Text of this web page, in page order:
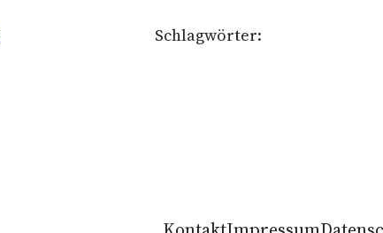
Schlagwörter: